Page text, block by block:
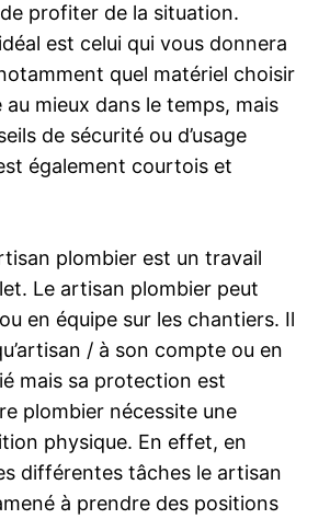
profiter de la situation.
est celui qui vous donnera
quel matériel choisir
au mieux dans le temps, mais
de sécurité ou d’usage
également courtois et
plombier est un travail
Le artisan plombier peut
en équipe sur les chantiers. Il
/ à son compte ou en
mais sa protection est
plombier nécessite une
physique. En effet, en
différentes tâches le artisan
à prendre des positions